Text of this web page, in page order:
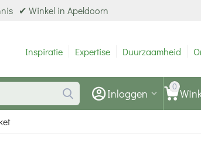
✔ Winkel in Apeldoorn
Inspiratie Expertise Duurzaamheid
0
Inloggen